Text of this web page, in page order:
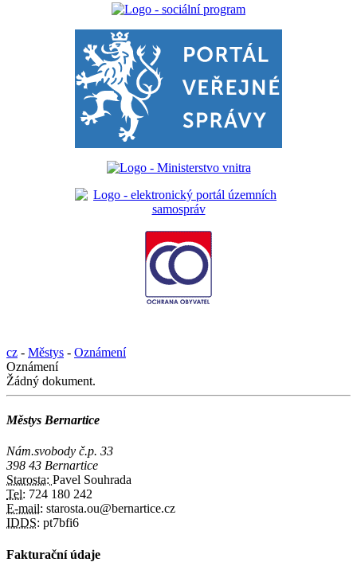
cz - Městys - Oznámení
Oznámení
Žádný dokument.
Městys Bernartice
Nám.svobody č.p. 33
398 43 Bernartice
Starosta: Pavel Souhrada
Tel: 724 180 242
E-mail: starosta.ou@bernartice.cz
IDDS: pt7bfi6
Fakturační údaje